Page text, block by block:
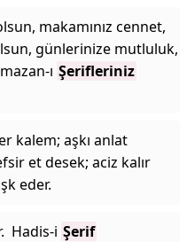
makamınız cennet,
günlerinize mutluluk,
ı Şerifleriniz
kalem; aşkı anlat
et desek; aciz kalır
eder.
Hadis-i Şerif